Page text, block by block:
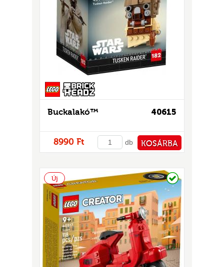
40615
Buckalakó™
8990 Ft db KOSÁRBA
Új